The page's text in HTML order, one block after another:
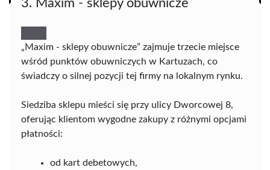
3. Maxim - sklepy obuwnicze
„Maxim - sklepy obuwnicze” zajmuje trzecie miejsce
wśród punktów obuwniczych w Kartuzach, co
świadczy o silnej pozycji tej firmy na lokalnym rynku.
Siedziba sklepu mieści się przy ulicy Dworcowej 8,
oferując klientom wygodne zakupy z różnymi opcjami
płatności:
od kart debetowych,